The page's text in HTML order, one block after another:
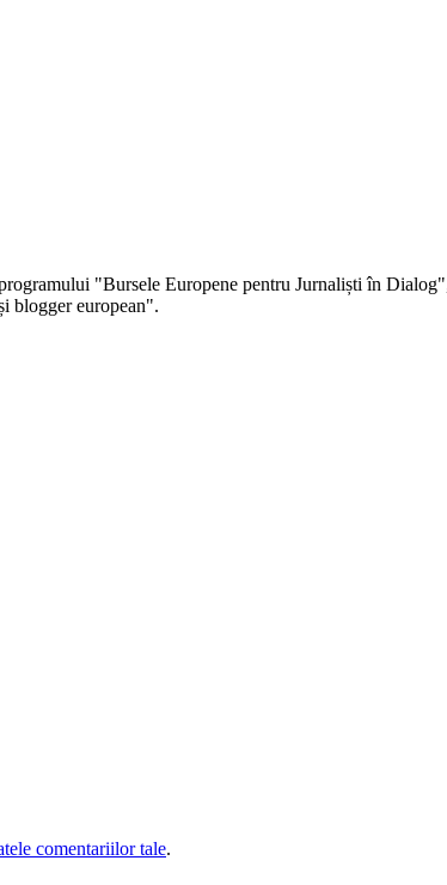
"Bursele Europene pentru Jurnaliști în
blogger european".
comentariilor tale.